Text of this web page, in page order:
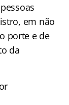
em não
porte e de
da